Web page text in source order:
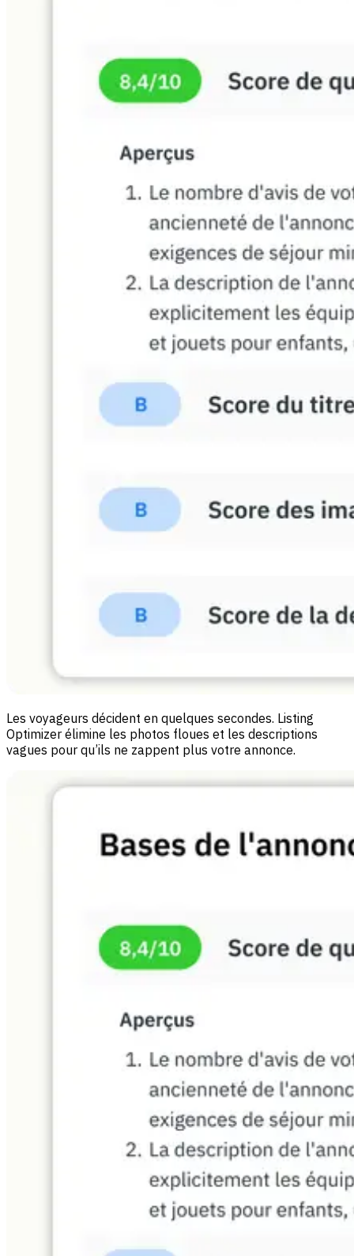
Les voyageurs décident en quelques secondes. Listing
Optimizer élimine les photos floues et les descriptions
vagues pour qu’ils ne zappent plus votre annonce.